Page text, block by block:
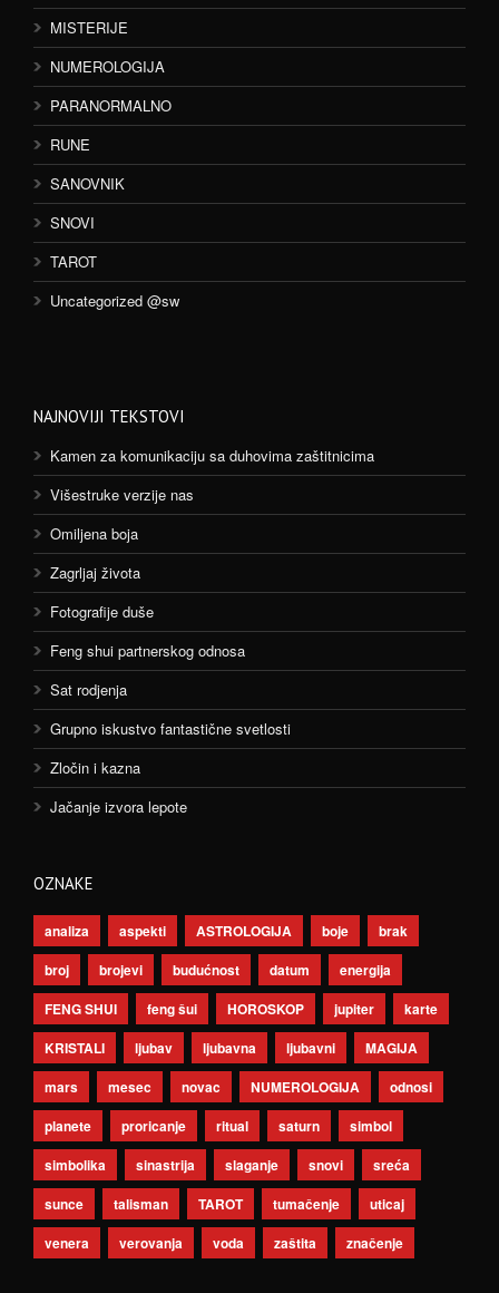
MISTERIJE
NUMEROLOGIJA
PARANORMALNO
RUNE
SANOVNIK
SNOVI
TAROT
Uncategorized @sw
NAJNOVIJI TEKSTOVI
Kamen za komunikaciju sa duhovima zaštitnicima
Višestruke verzije nas
Omiljena boja
Zagrljaj života
Fotografije duše
Feng shui partnerskog odnosa
Sat rodjenja
Grupno iskustvo fantastične svetlosti
Zločin i kazna
Jačanje izvora lepote
OZNAKE
analiza aspekti ASTROLOGIJA boje
brak
broj
brojevi budućnost datum
energija
FENG SHUI
feng šui HOROSKOP jupiter
karte
KRISTALI
ljubav ljubavna ljubavni
MAGIJA
mars
mesec novac NUMEROLOGIJA
odnosi
planete
proricanje ritual saturn
simbol
simbolika
sinastrija slaganje snovi
sreća
sunce
talisman TAROT tumačenje
uticaj
venera
verovanja voda zaštita značenje